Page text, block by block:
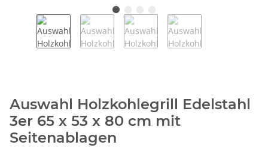
Auswahl Holzkohlegrill Edelstahl
3er 65 x 53 x 80 cm mit
Seitenablagen